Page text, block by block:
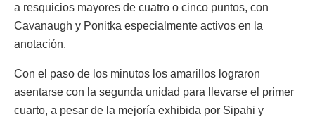
a resquicios mayores de cuatro o cinco puntos, con
Cavanaugh y Ponitka especialmente activos en la
anotación.
Con el paso de los minutos los amarillos lograron
asentarse con la segunda unidad para llevarse el primer
cuarto, a pesar de la mejoría exhibida por Sipahi y